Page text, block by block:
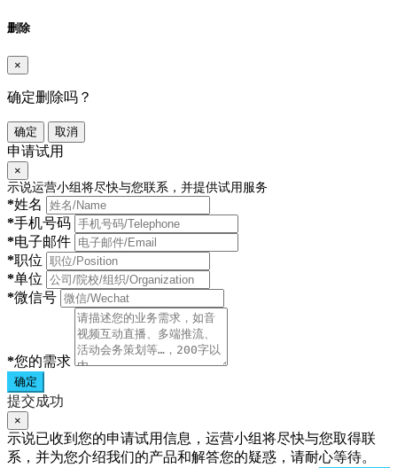
删除
×
确定删除吗？
确定 取消
申请试用
×
示说运营小组将尽快与您联系，并提供试用服务
*姓名
*手机号码
*电子邮件
*职位
*单位
*微信号
*您的需求
确定
提交成功
×
示说已收到您的申请试用信息，运营小组将尽快与您取得联
系，并为您介绍我们的产品和解答您的疑惑，请耐心等待。